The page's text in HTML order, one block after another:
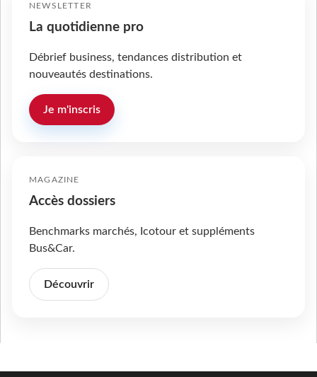
NEWSLETTER
La quotidienne pro
Débrief business, tendances distribution et
nouveautés destinations.
Je m'inscris
MAGAZINE
Accès dossiers
Benchmarks marchés, Icotour et suppléments
Bus&Car.
Découvrir